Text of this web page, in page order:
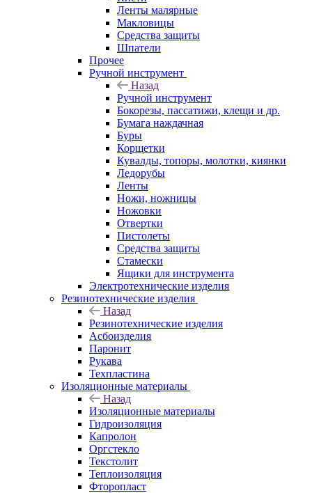
Ленты малярные
Макловицы
Средства защиты
Шпатели
Прочее
Ручной инструмент
Назад
Ручной инструмент
Бокорезы, пассатижи, клещи и др.
Бумага наждачная
Буры
Корщетки
Кувалды, топоры, молотки, киянки
Ледорубы
Ленты
Ножи, ножницы
Ножовки
Отвертки
Пистолеты
Средства защиты
Стамески
Ящики для инструмента
Электротехнические изделия
Резинотехнические изделия
Назад
Резинотехнические изделия
Асбоизделия
Паронит
Рукава
Техпластина
Изоляционные материалы
Назад
Изоляционные материалы
Гидроизоляция
Капролон
Оргстекло
Текстолит
Теплоизоляция
Фторопласт